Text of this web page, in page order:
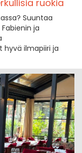
ruokia
Suuntaa
ja
hyvä ilmapiiri ja